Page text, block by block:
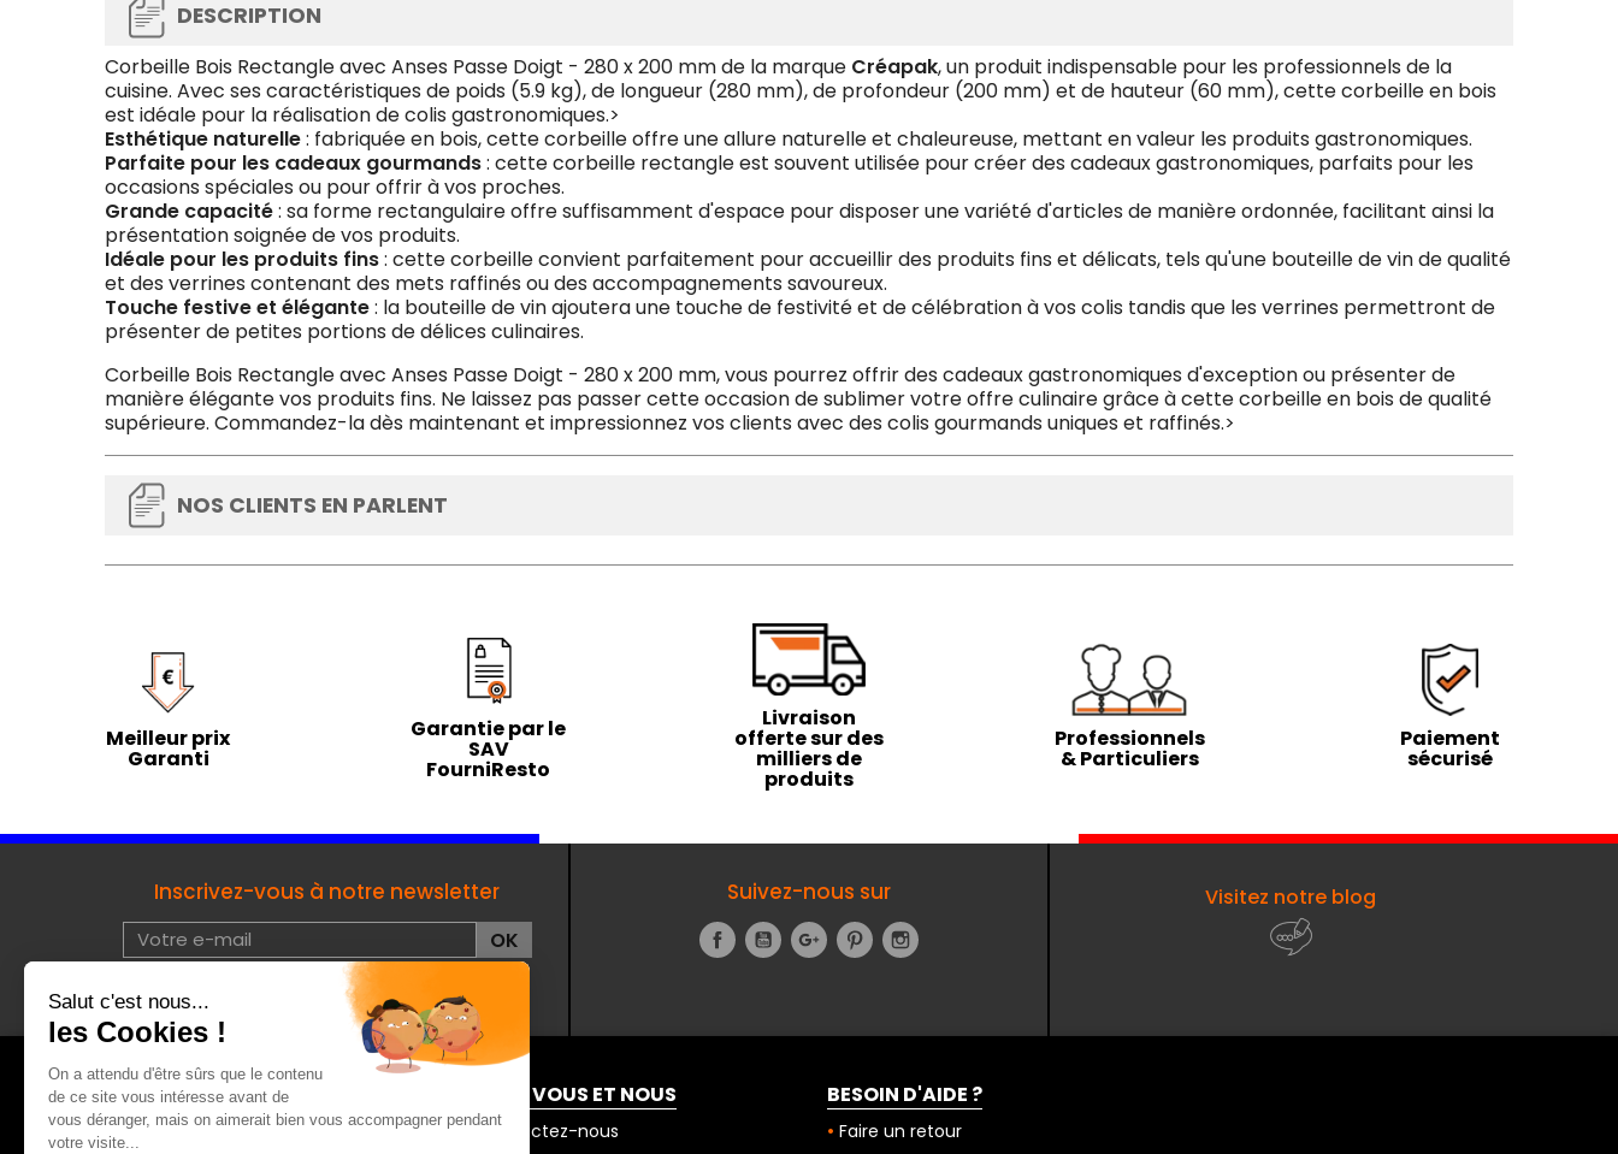
DESCRIPTION
Corbeille Bois Rectangle avec Anses Passe Doigt - 280 x 200 mm de la marque Créapak, un produit indispensable pour les professionnels de la
cuisine. Avec ses caractéristiques de poids (5.9 kg), de longueur (280 mm), de profondeur (200 mm) et de hauteur (60 mm), cette corbeille en bois
est idéale pour la réalisation de colis gastronomiques.>
Esthétique naturelle: fabriquée en bois, cette corbeille offre une allure naturelle et chaleureuse, mettant en valeur les produits gastronomiques.
Parfaite pour les cadeaux gourmands: cette corbeille rectangle est souvent utilisée pour créer des cadeaux gastronomiques, parfaits pour les
occasions spéciales ou pour offrir à vos proches.
Grande capacité: sa forme rectangulaire offre suffisamment d'espace pour disposer une variété d'articles de manière ordonnée, facilitant ainsi la
présentation soignée de vos produits.
Idéale pour les produits fins: cette corbeille convient parfaitement pour accueillir des produits fins et délicats, tels qu'une bouteille de vin de qualité
et des verrines contenant des mets raffinés ou des accompagnements savoureux.
Touche festive et élégante: la bouteille de vin ajoutera une touche de festivité et de célébration à vos colis tandis que les verrines permettront de
présenter de petites portions de délices culinaires.
Corbeille Bois Rectangle avec Anses Passe Doigt - 280 x 200 mm, vous pourrez offrir des cadeaux gastronomiques d'exception ou présenter de
manière élégante vos produits fins. Ne laissez pas passer cette occasion de sublimer votre offre culinaire grâce à cette corbeille en bois de qualité
supérieure. Commandez-la dès maintenant et impressionnez vos clients avec des colis gourmands uniques et raffinés.>
NOS CLIENTS EN PARLENT
Meilleur prix
Garanti
Garantie par le
SAV
FourniResto
Livraison
offerte sur des
milliers de
produits
Professionnels
& Particuliers
Paiement
sécurisé
Inscrivez-vous à notre newsletter
J'accepte les conditions d'utilisation de données à
caractères privées :
Suivez-nous sur
Facebook
YouTubeGoogle+PinterestInstagram
Visitez notre blog
À PROPOS DE FOURNIRESTO
Mentions légales
ENTRE VOUS ET NOUS
Contactez-nous
BESOIN D'AIDE ?
Faire un retour